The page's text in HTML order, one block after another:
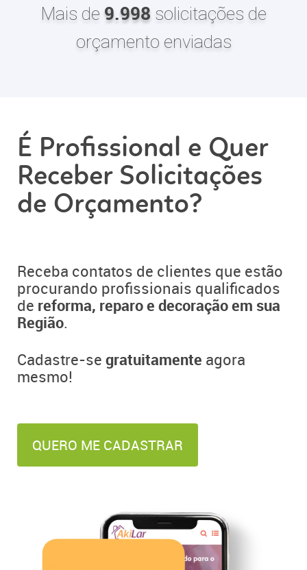
Mais de10.000 solicitações de
orçamento enviadas
É Profissional e Quer
Receber Solicitações
de Orçamento?
Receba contatos de clientes que estão
procurando profissionais qualificados
de reforma, reparo e decoração em sua
Região.
Cadastre-se gratuitamente agora
mesmo!
QUERO ME CADASTRAR